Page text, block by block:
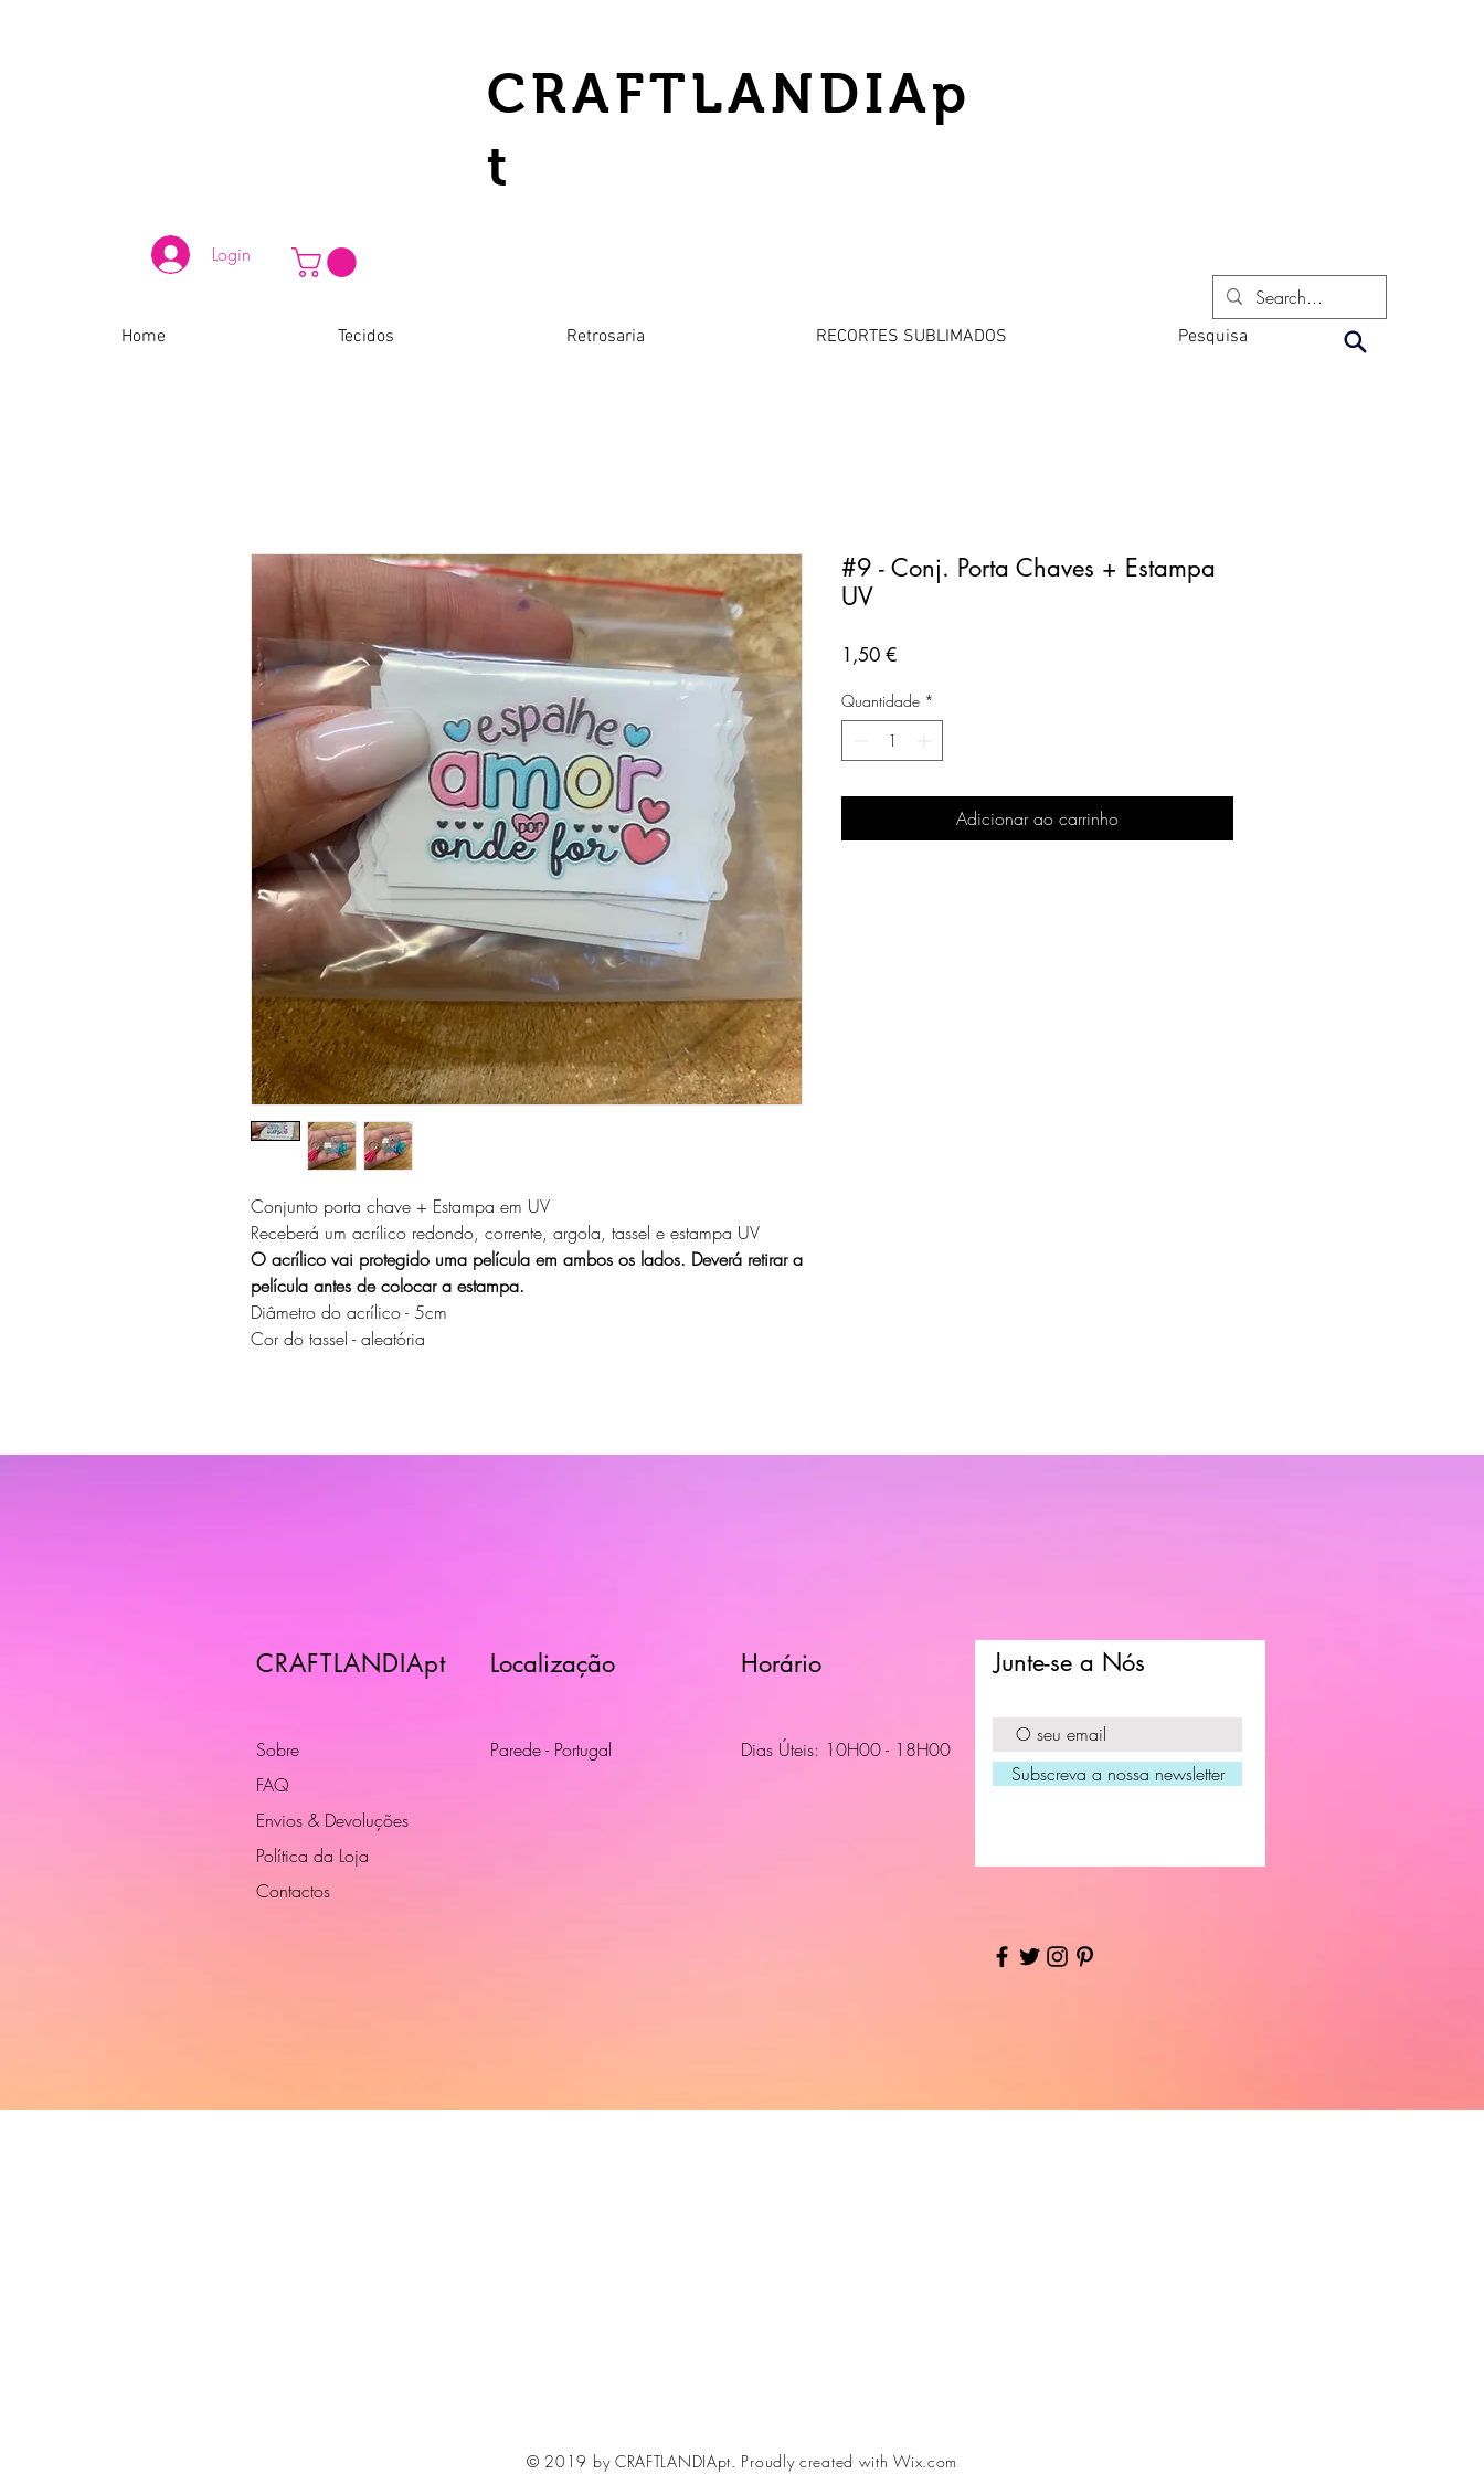
CRAFTLANDIAp
t
Login
Home Tecidos Retrosaria RECORTES SUBLIMADOS Pesquisa
Conjunto porta chave + Estampa em UV
Receberá um acrílico redondo, corrente, argola, tassel e estampa UV
O acrílico vai protegido uma película em ambos os lados. Deverá retirar a
película antes de colocar a estampa.
Diâmetro do acrílico - 5cm
Cor do tassel - aleatória
#9 - Conj. Porta Chaves + Estampa
UV
1,50 €Preço
Quantidade *
Adicionar ao carrinho
CRAFTLANDIApt Localização
Sobre
FAQ
Envios & Devoluções
Política da Loja
Contactos
Parede - Portugal
Horário
Dias Úteis: 10H00 - 18H00
Junte-se a Nós
Subscreva a nossa newsletter
© 2019 by CRAFTLANDIApt. Proudly created with Wix.com